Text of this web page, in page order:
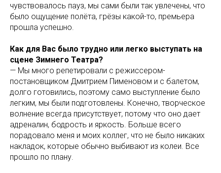
чувствовалось пауз, мы сами были так увлечены, что
было ощущение полёта, грёзы какой-то, премьера
прошла успешно.
Как для Вас было трудно или легко выступать на
сцене Зимнего Театра?
— Мы много репетировали с режиссером-
постановщиком Дмитрием Пименовом и с балетом,
долго готовились, поэтому само выступление было
легким, мы были подготовлены. Конечно, творческое
волнение всегда присутствует, потому что оно дает
адреналин, бодрость и яркость. Больше всего
порадовало меня и моих коллег, что не было никаких
накладок, которые обычно выбивают из колеи. Все
прошло по плану.